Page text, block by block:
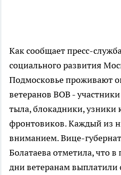
Как сообщает пресс-
социального развития
Подмосковье проживают
ветеранов ВОВ -
тыла, блокадники, узники
фронтовиков. Каждый из
вниманием. Вице-
Болатаева отметила, что
дни ветеранам выплатили